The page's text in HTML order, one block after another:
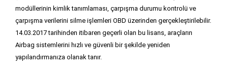
modüllerinin kimlik tanımlaması, çarpışma durumu kontrolü ve
çarpışma verilerini silme işlemleri OBD üzerinden gerçekleştirilebilir.
14.03.2017 tarihinden itibaren geçerli olan bu lisans, araçların
Airbag sistemlerini hızlı ve güvenli bir şekilde yeniden
yapılandırmanıza olanak tanır.